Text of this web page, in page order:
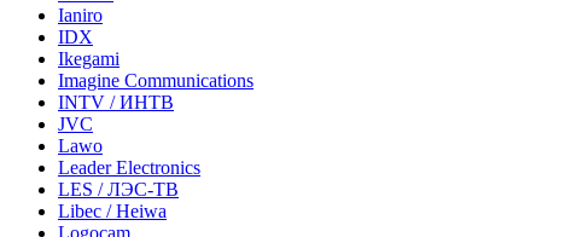
Ianiro
IDX
Ikegami
Imagine Communications
INTV / ИНТВ
JVC
Lawo
Leader Electronics
LES / ЛЭС-ТВ
Libec / Heiwa
Logocam